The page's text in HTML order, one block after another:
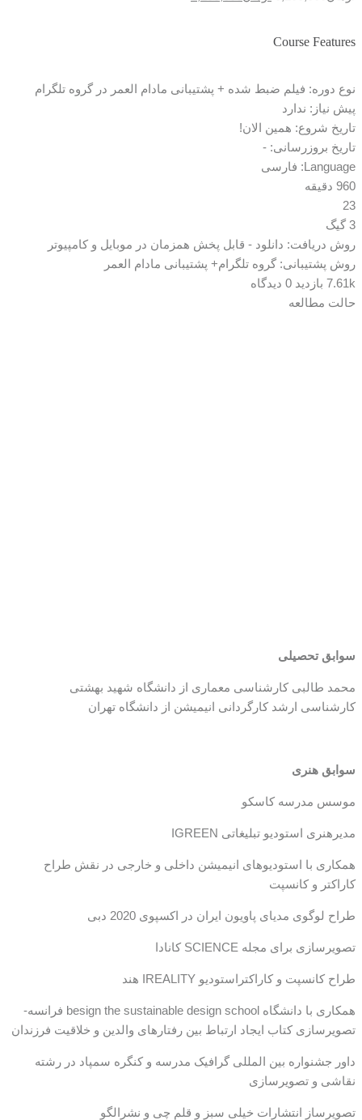
Course Features
نوع دوره: فیلم ضبط شده + پشتیبانی مادام العمر در گروه تلگرام
پیش نیاز: ندارد
تاریخ شروع: همین الان!
تاریخ بروزرسانی: -
Language: فارسی
960 دقیقه
23
3 گیگ
روش دریافت: دانلود - قابل پخش همزمان در موبایل و کامپیوتر
روش پشتیبانی: گروه تلگرام+ پشتیبانی مادام العمر
7.61k بازدید
حالت مطالعه
سوابق تحصیلی
محمد طالبی کارشناسی معماری از دانشگاه شهید بهشتی
کارشناسی ارشد کارگردانی انیمیشن از دانشگاه تهران
سوابق هنری
موسس مدرسه کاسکو
مدیرهنری استودیو تبلیغاتی IGREEN
همکاری با استودیوهای انیمیشن داخلی و خارجی در نقش طراح
کاراکتر و کانسپت
طراح لوگوی مدیای پاویون ایران در اکسپوی 2020 دبی
تصویرسازی برای مجله SCIENCE کانادا
طراح کانسپت و کاراکتراستودیو IREALITY هند
همکاری با دانشگاه besign the sustainable design school فرانسه-
تصویرسازی کتاب ایجاد ارتباط بین رفتارهای والدین و خلاقیت فرزندان
داور جشنواره بین المللی گرافیک مدرسه و کنگره سمپاد در رشته
نقاشی و تصویرسازی
تصویرساز انتشارات خیلی سبز و قلم چی و نشرالگو